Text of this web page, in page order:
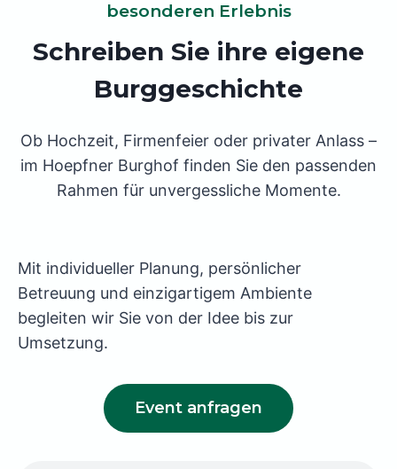
besonderen Erlebnis
Schreiben Sie ihre eigene
Burggeschichte
Ob Hochzeit, Firmenfeier oder privater Anlass –
im Hoepfner Burghof finden Sie den passenden
Rahmen für unvergessliche Momente.
Mit individueller Planung, persönlicher
Betreuung und einzigartigem Ambiente
begleiten wir Sie von der Idee bis zur
Umsetzung.
Event anfragen